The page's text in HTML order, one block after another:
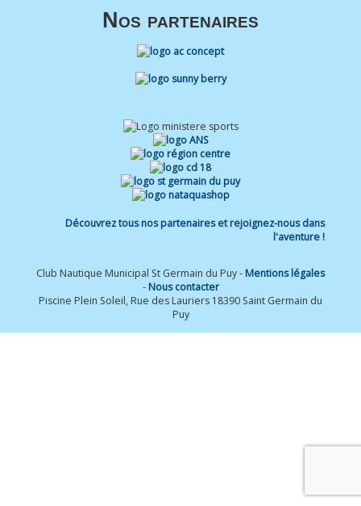
Nos partenaires
Découvrez tous nos partenaires et rejoignez-nous dans
l'aventure !
Club Nautique Municipal St Germain du Puy - Mentions légales
- Nous contacter
Piscine Plein Soleil, Rue des Lauriers 18390 Saint Germain du
Puy